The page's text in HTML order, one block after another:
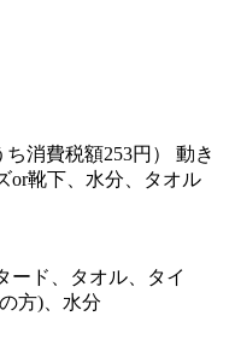
ち消費税額253円） 動き
or靴下、水分、タオル
ード、タオル、タイ
方)、水分